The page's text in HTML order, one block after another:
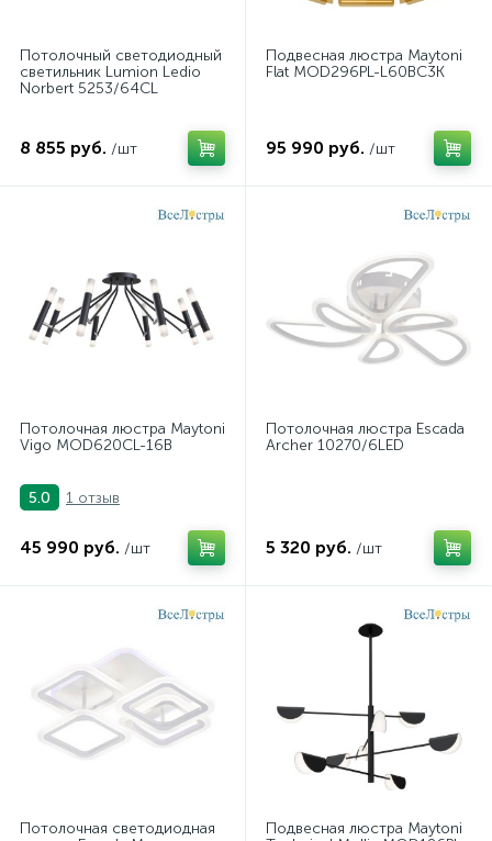
Потолочный светодиодный
светильник Lumion Ledio
Norbert 5253/64CL
8 855 руб. /шт
Подвесная люстра Maytoni
Flat MOD296PL-L60BC3K
95 990 руб. /шт
Потолочная люстра Maytoni
Vigo MOD620CL-16B
5.0 1 отзыв
45 990 руб. /шт
Потолочная люстра Escada
Archer 10270/6LED
5 320 руб. /шт
Потолочная светодиодная
Подвесная люстра Maytoni